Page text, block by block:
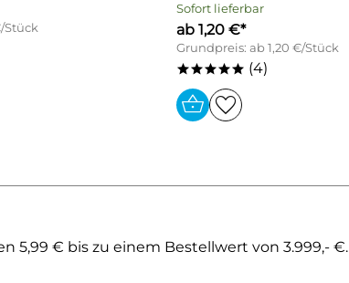
Stück
Sofort lieferbar
ab 1,20 €*
Grundpreis: ab 1,20 €/Stück
***** (4)
5,99 € bis zu einem Bestellwert von 3.999,- €.